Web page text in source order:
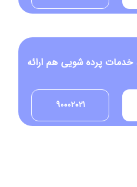
پرده شویی هم ارائه
90002021